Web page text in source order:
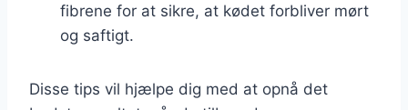
fibrene for at sikre, at kødet forbliver mørt
og saftigt.
Disse tips vil hjælpe dig med at opnå det